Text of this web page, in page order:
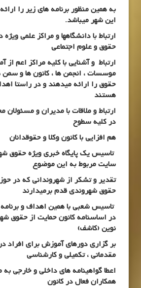
به همین منظور برنامه های زیر را
این شهر میباشد.
ارتباط با دانشگاهها و مراکز علمی
حقوق و علوم اجتماعی
ارتباط و آشنایی با کلیه مراکز اعم از
موسسات ، انجمن ها ، کانون ها و
حقوق را ارائه میدهند و در راستا
هستند
ارتباط و ملاقات با مدیران و
در کلیه سطوح
هم افزایی با کانون وکلا و حقوقدانان
تاسیس یک پایگاه خبری ویژه حقوق
سایت مربوط به این موضوع
تقدیر و تشکر از شهروندانی که در
حقوق شهروندی قدم برمیدارند
تاسیس شعبی با همین اهداف و
در اساسنامه کانون حمایت از حقوق
نوین (کاشف)
بر گزاری دورهای آموزش برای افراد
مقدماتی ، تکمیلی و کارشناسی
اعطا گواهینامه های داخلی و خارجی به
همکاران فعال در کانون